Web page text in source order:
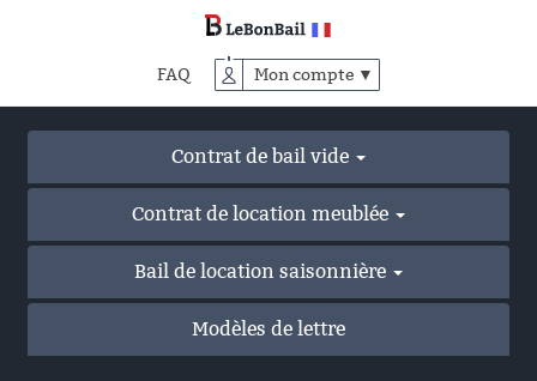
FAQ Mon compte ▼
Contrat de bail vide
Contrat de location meublée
Bail de location saisonnière
Modèles de lettre